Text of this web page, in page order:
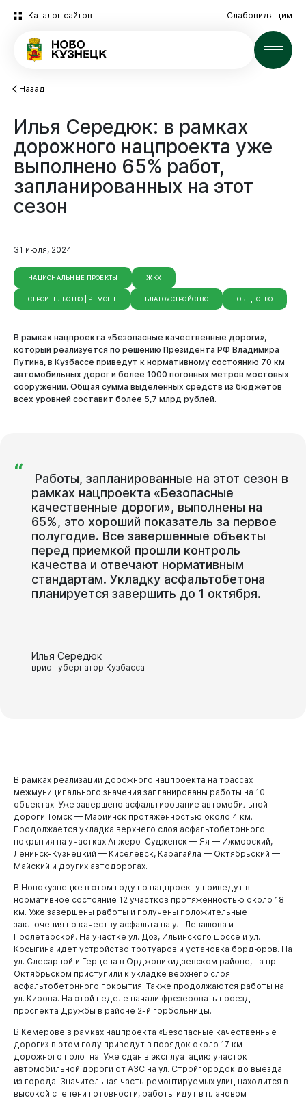
Каталог сайтов Слабовидящим
Новости
Новокузнецк
Администрация
Назад
Илья Середюк: в рамках
дорожного нацпроекта уже
выполнено 65% работ,
запланированных на этот
сезон
31 июля, 2024
НАЦИОНАЛЬНЫЕ ПРОЕКТЫ ЖКХ
СТРОИТЕЛЬСТВО | РЕМОНТ БЛАГОУСТРОЙСТВО ОБЩЕСТВО
В рамках нацпроекта «Безопасные качественные дороги»,
который реализуется по решению Президента РФ Владимира
Путина, в Кузбассе приведут к нормативному состоянию 70 км
автомобильных дорог и более 1000 погонных метров мостовых
сооружений. Общая сумма выделенных средств из бюджетов
всех уровней составит более 5,7 млрд рублей.
“ Работы, запланированные на этот сезон в
рамках нацпроекта «Безопасные
качественные дороги», выполнены на
65%, это хороший показатель за первое
полугодие. Все завершенные объекты
перед приемкой прошли контроль
качества и отвечают нормативным
стандартам. Укладку асфальтобетона
планируется завершить до 1 октября.
Илья Середюк
врио губернатор Кузбасса
В рамках реализации дорожного нацпроекта на трассах
межмуниципального значения запланированы работы на 10
объектах. Уже завершено асфальтирование автомобильной
дороги Томск — Мариинск протяженностью около 4 км.
Продолжается укладка верхнего слоя асфальтобетонного
покрытия на участках Анжеро-Судженск — Яя — Ижморский,
Ленинск-Кузнецкий — Киселевск, Карагайла — Октябрьский —
Майский и других автодорогах.
В Новокузнецке в этом году по нацпроекту приведут в
нормативное состояние 12 участков протяженностью около 18
км. Уже завершены работы и получены положительные
заключения по качеству асфальта на ул. Левашова и
Пролетарской. На участке ул. Доз, Ильинского шоссе и ул.
Косыгина идет устройство тротуаров и установка бордюров. На
ул. Слесарной и Герцена в Орджоникидзевском районе, на пр.
Октябрьском приступили к укладке верхнего слоя
асфальтобетонного покрытия. Также продолжаются работы на
ул. Кирова. На этой неделе начали фрезеровать проезд
проспекта Дружбы в районе 2-й горбольницы.
В Кемерове в рамках нацпроекта «Безопасные качественные
дороги» в этом году приведут в порядок около 17 км
дорожного полотна. Уже сдан в эксплуатацию участок
автомобильной дороги от АЗС на ул. Стройгородок до выезда
из города. Значительная часть ремонтируемых улиц находится в
высокой степени готовности, работы идут в плановом